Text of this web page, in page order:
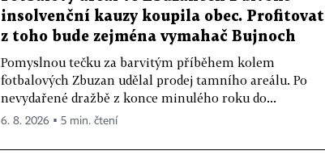
insolvenční kauzy koupila obec. Profitovat
z toho bude zejména vymahač Bujnoch
Pomyslnou tečku za barvitým příběhem kolem
fotbalových Zbuzan udělal prodej tamního areálu. Po
nevydařené dražbě z konce minulého roku do...
6. 8. 2026 ▪ 5 min. čtení